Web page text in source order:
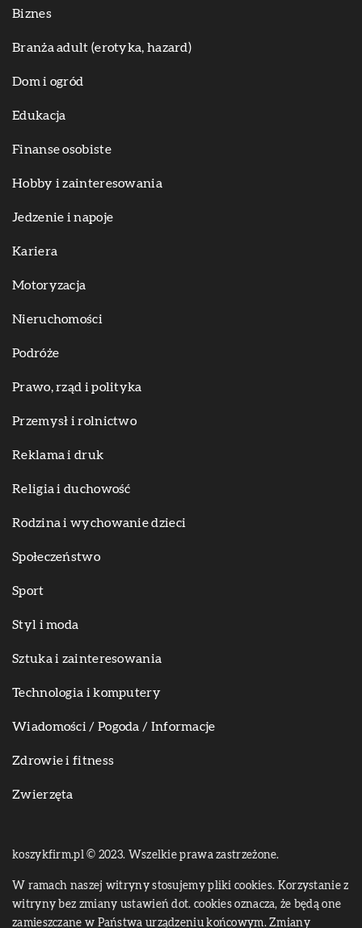
Biznes
Branża adult (erotyka, hazard)
Dom i ogród
Edukacja
Finanse osobiste
Hobby i zainteresowania
Jedzenie i napoje
Kariera
Motoryzacja
Nieruchomości
Podróże
Prawo, rząd i polityka
Przemysł i rolnictwo
Reklama i druk
Religia i duchowość
Rodzina i wychowanie dzieci
Społeczeństwo
Sport
Styl i moda
Sztuka i zainteresowania
Technologia i komputery
Wiadomości / Pogoda / Informacje
Zdrowie i fitness
Zwierzęta
koszykfirm.pl © 2023. Wszelkie prawa zastrzeżone.
W ramach naszej witryny stosujemy pliki cookies. Korzystanie z
witryny bez zmiany ustawień dot. cookies oznacza, że będą one
zamieszczane w Państwa urządzeniu końcowym. Zmiany